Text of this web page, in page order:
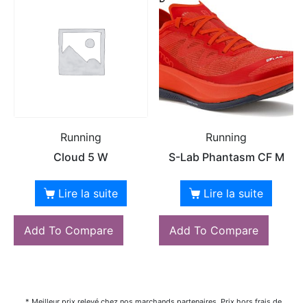
Running
Cloud 5 W
Lire la suite
Add To Compare
Running
S-Lab Phantasm CF M
Lire la suite
Add To Compare